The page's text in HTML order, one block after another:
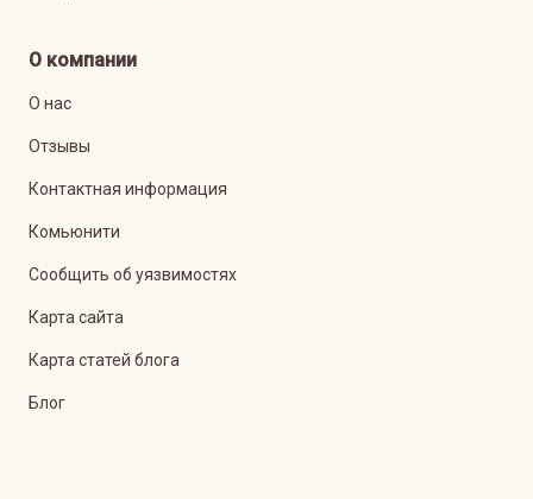
О компании
О нас
Отзывы
Контактная информация
Комьюнити
Сообщить об уязвимостях
Карта сайта
Карта статей блога
Блог